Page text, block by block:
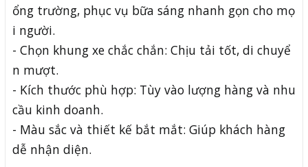
ổng trường, phục vụ bữa sáng nhanh gọn cho mọ
i người.
- Chọn khung xe chắc chắn: Chịu tải tốt, di chuyể
n mượt.
- Kích thước phù hợp: Tùy vào lượng hàng và nhu
cầu kinh doanh.
- Màu sắc và thiết kế bắt mắt: Giúp khách hàng
dễ nhận diện.